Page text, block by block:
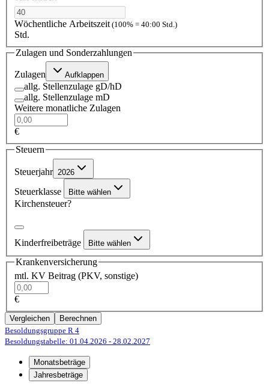
Wöchentliche Arbeitszeit (100% = 40:00 Std.)
Std.
Zulagen und Sonderzahlungen
Zulagen Aufklappen
allg. Stellenzulage gD/hD
allg. Stellenzulage mD
Weitere monatliche Zulagen
€
Steuern
Steuerjahr 2026
Steuerklasse Bitte wählen
Kirchensteuer?
Kinderfreibeträge Bitte wählen
Krankenversicherung
mtl. KV Beitrag (PKV, sonstige)
€
Vergleichen
Berechnen
Besoldungsgruppe R 4
Besoldungstabelle: 01.04.2026 - 28.02.2027
Monatsbeträge
Jahresbeträge